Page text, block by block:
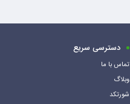
دسترسی سریع
تماس با ما
وبلاگ
شورتکد